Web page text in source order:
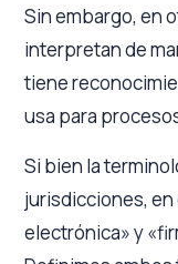
Sin embargo, en
interpretan de
tiene
usa para
Si bien la
jurisdicciones,
electrónica» y